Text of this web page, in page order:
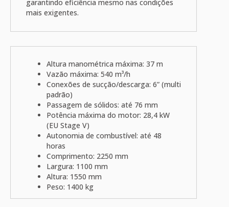
garantindo eficiência mesmo nas condições
mais exigentes.
Altura manométrica máxima: 37 m
Vazão máxima: 540 m³/h
Conexões de sucção/descarga: 6” (multi
padrão)
Passagem de sólidos: até 76 mm
Potência máxima do motor: 28,4 kW
(EU Stage V)
Autonomia de combustível: até 48
horas
Comprimento: 2250 mm
Largura: 1100 mm
Altura: 1550 mm
Peso: 1400 kg